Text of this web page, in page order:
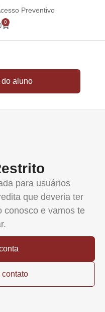
Preventivo
0
do aluno
para usuários
que deveria ter
conosco e vamos te
contato